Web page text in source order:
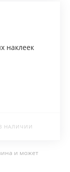
наклеек
НАЛИЧИИ
и может